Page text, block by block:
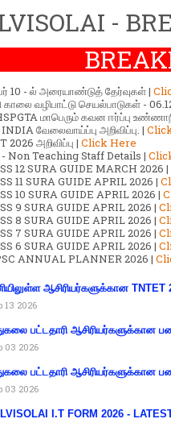
-
10 - ல் அரையாண்டுத் தேர்வுகள் |
காலை வழிபாட்டு செயல்பாடுகள் -
மாபெரும் கவன ஈர்ப்பு
வேலைவாய்ப்பு அறிவிப்பு. |
2026 அறிவிப்பு | Click Here
- Non Teaching Staff Details |
12 SURA GUIDE MARCH 2026 |
11 SURA GUIDE APRIL 2026 |
10 SURA GUIDE APRIL 2026 |
9 SURA GUIDE APRIL 2026 |
8 SURA GUIDE APRIL 2026 |
7 SURA GUIDE APRIL 2026 |
6 SURA GUIDE APRIL 2026 |
ANNUAL PLANNER 2026 |
ஆசிரியர்களுக்கான TNTET
13 2026
பட்டதாரி ஆசிரியர்களுக்கான
03 2026
பட்டதாரி ஆசிரியர்களுக்கான
03 2026
I.T FORM 2026 -